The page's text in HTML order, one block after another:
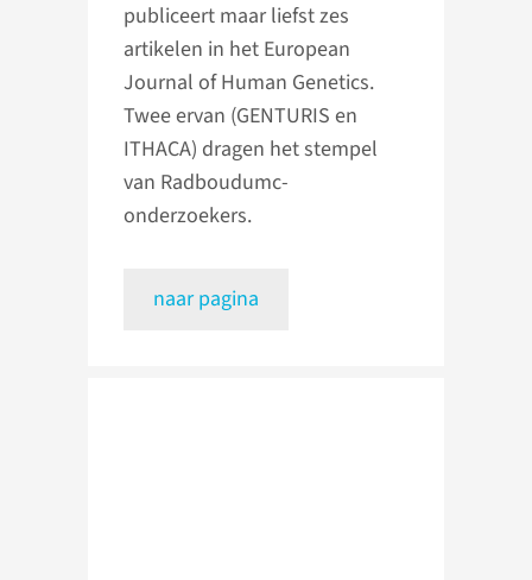
publiceert maar liefst zes
artikelen in het European
Journal of Human Genetics.
Twee ervan (GENTURIS en
ITHACA) dragen het stempel
van Radboudumc-
onderzoekers.
naar pagina